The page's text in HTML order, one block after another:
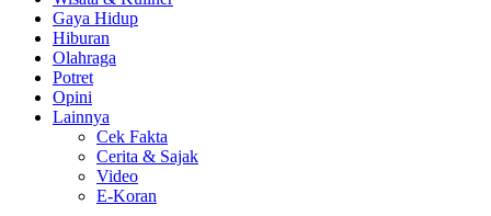
Gaya Hidup
Hiburan
Olahraga
Potret
Opini
Lainnya
Cek Fakta
Cerita & Sajak
Video
E-Koran